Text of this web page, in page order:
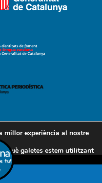
Política de privacitat
millor experiència al nostre
què galetes estem utilitzant